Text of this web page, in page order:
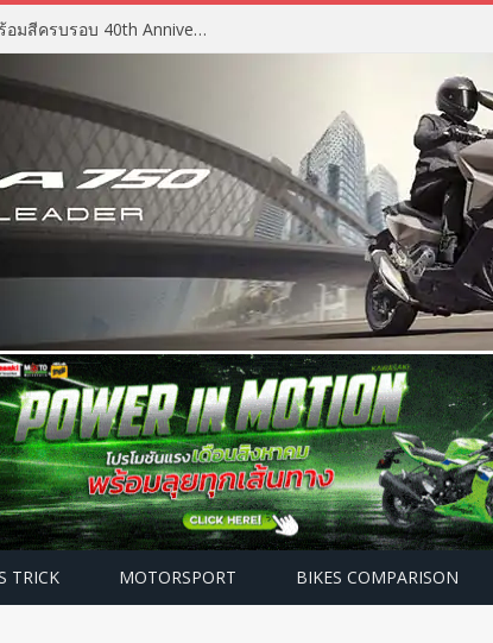
2027 Suzuki GSX-R750 สปอร์ต 750cc มาพร้อมสีครบรอบ 40th Anniversary
TRICK MOTORSPORT BIKES COMPARISON